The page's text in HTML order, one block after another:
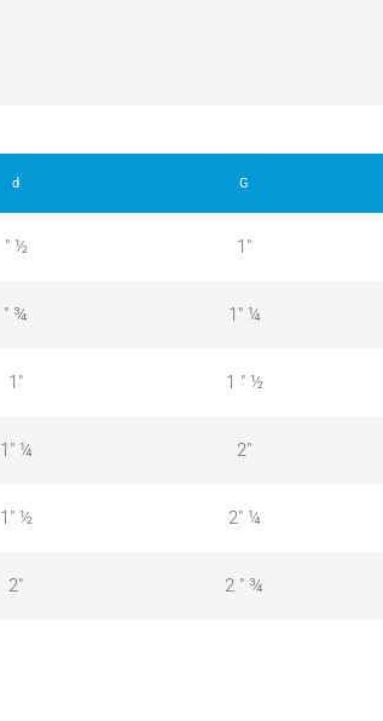
d G
" ½ 1"
" ¾ 1" ¼
1" 1 " ½
1" ¼ 2"
1" ½ 2" ¼
2" 2 " ¾